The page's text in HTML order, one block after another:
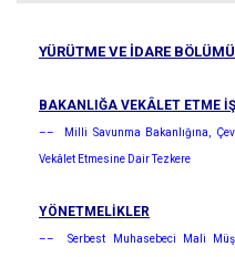
YÜRÜTME VE İDARE BÖLÜMÜ
BAKANLIĞA VEKÂLET ETME
–– Milli Savunma Bakanlığına,
Vekâlet Etmesine Dair Tezkere
YÖNETMELİKLER
–– Serbest Muhasebeci Mali